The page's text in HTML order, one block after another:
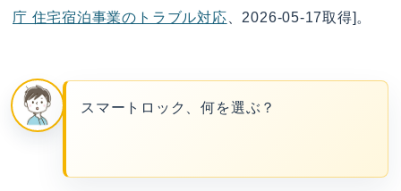
庁 住宅宿泊事業のトラブル対応 、2026-05-17取得]。
スマートロック、何を選ぶ？